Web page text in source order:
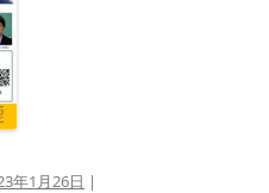
年1月26日 |